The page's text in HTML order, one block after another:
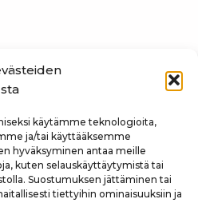
käytämme teknologioita,
ja/tai käyttääksemme
hyväksyminen antaa meille
kuten selauskäyttäytymistä tai
Suostumuksen jättäminen tai
tiettyihin ominaisuuksiin ja